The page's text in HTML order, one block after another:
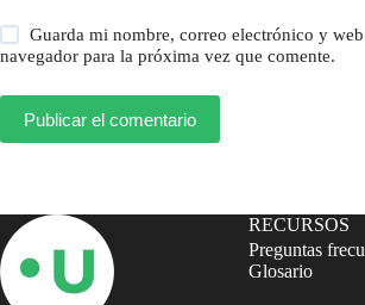
Guarda mi nombre, correo electrónico y web
navegador para la próxima vez que comente.
Publicar el comentario
RECURSOS
Preguntas
Glosario